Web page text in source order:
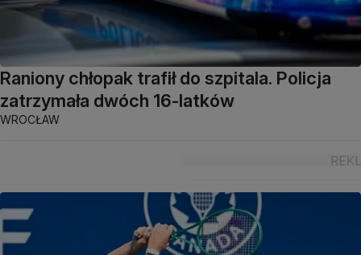
Raniony chłopak trafił do szpitala. Policja
zatrzymała dwóch 16-latków
WROCŁAW